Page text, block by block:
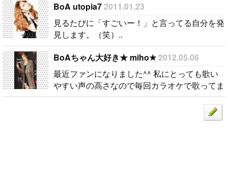
BoA utopia72011.01.23
見るたびに「すごいー！」と言ってる自分を発
見します。（笑）..
BoAちゃん大好き★ miho★2012.05.06
最近ファンになりました^^ 私にとっても歌い
やすい声の高さなので毎回カラオケで歌ってま
す♪..